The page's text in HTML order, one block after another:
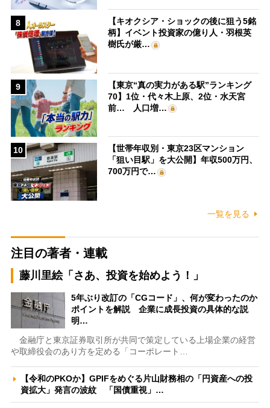
8
【キオクシア・ショックの後に狙う5銘
柄】イベント投資家の億り人・羽根英
樹氏が厳…
9
【東京“真の実力がある駅”ランキング
70】1位・代々木上原、2位・水天宮
前… 人口増…
10
【世帯年収別・東京23区マンション
「狙い目駅」を大公開】年収500万円、
700万円で…
一覧を見る
注目の著者・連載
藤川里絵「さあ、投資を始めよう！」
5年ぶり改訂の「CGコード」、何が変わったのか
ポイントを解説 企業に成長投資の具体的な説
明…
金融庁と東京証券取引所が共同で策定している上場企業の経営
や取締役会のあり方を定める「コーポレート…
【令和のPKOか】GPIFをめぐる片山財務相の「円資産への投
資拡大」発言の波紋 「国債重視」…